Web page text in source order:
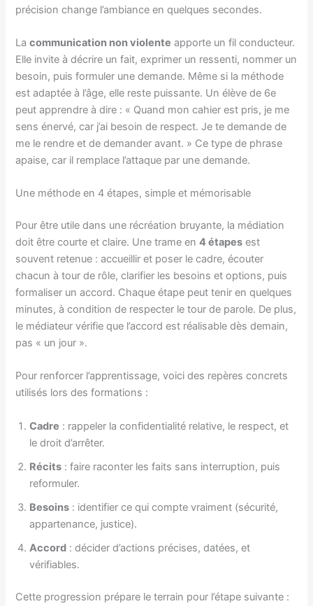
précision change l’ambiance en quelques secondes.
Lacommunication non violente apporte un fil conducteur.
Elle invite à décrire un fait, exprimer un ressenti, nommer un
besoin, puis formuler une demande. Même si la méthode
est adaptée à l’âge, elle reste puissante. Un élève de 6e
peut apprendre à dire : « Quand mon cahier est pris, je me
sens énervé, car j’ai besoin de respect. Je te demande de
me le rendre et de demander avant. » Ce type de phrase
apaise, car il remplace l’attaque par une demande.
Une méthode en 4 étapes, simple et mémorisable
Pour être utile dans une récréation bruyante, la médiation
doit être courte et claire. Une trame en4 étapes est
souvent retenue : accueillir et poser le cadre, écouter
chacun à tour de rôle, clarifier les besoins et options, puis
formaliser un accord. Chaque étape peut tenir en quelques
minutes, à condition de respecter le tour de parole. De plus,
le médiateur vérifie que l’accord est réalisable dès demain,
pas « un jour ».
Pour renforcer l’apprentissage, voici des repères concrets
utilisés lors des formations :
Cadre : rappeler la confidentialité relative, le respect, et
le droit d’arrêter.
Récits : faire raconter les faits sans interruption, puis
reformuler.
Besoins : identifier ce qui compte vraiment (sécurité,
appartenance, justice).
Accord : décider d’actions précises, datées, et
vérifiables.
Cette progression prépare le terrain pour l’étape suivante :